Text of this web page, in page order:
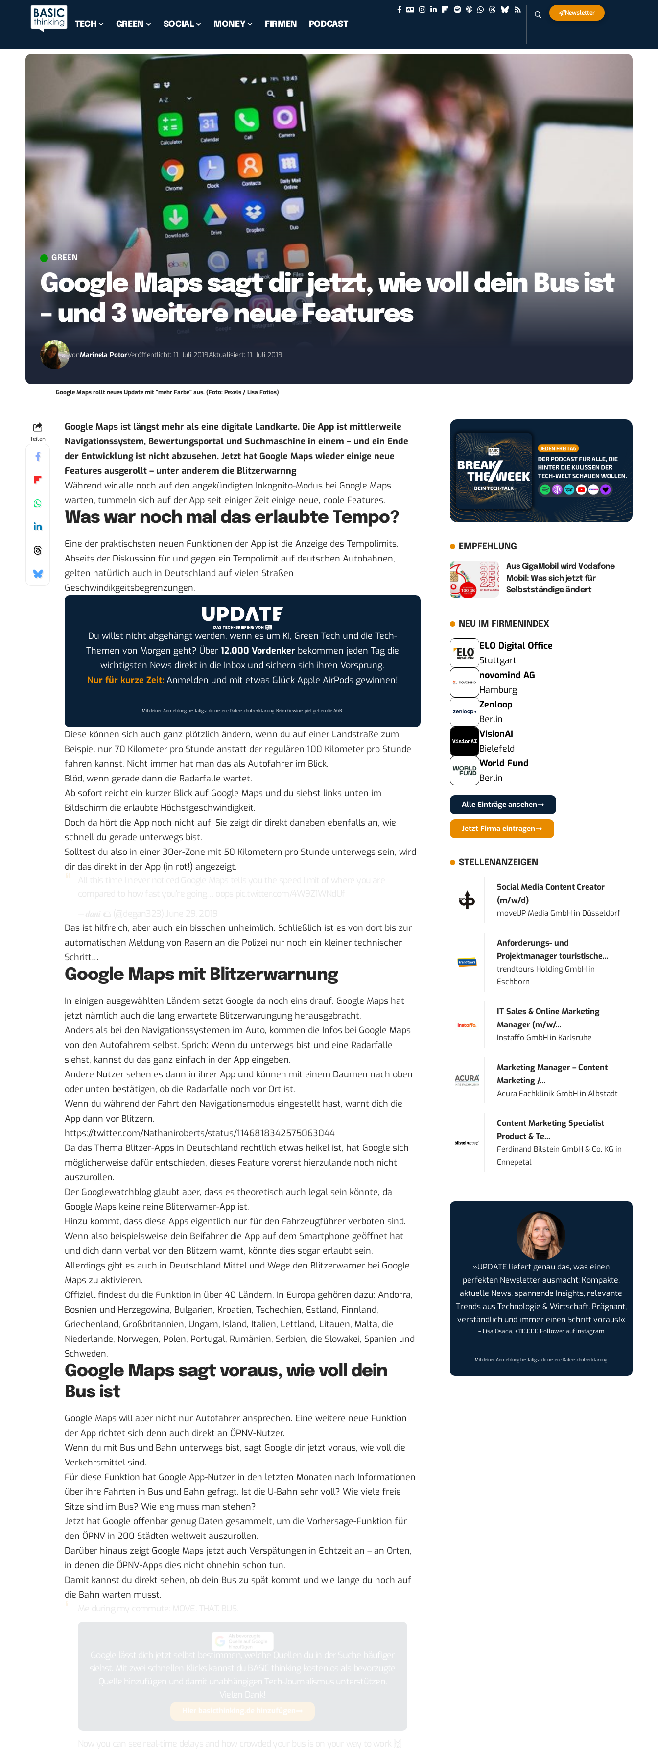
TECH GREEN SOCIAL MONEY FIRMEN PODCAST
Newsletter
GREEN
Google Maps sagt dir jetzt, wie voll dein Bus ist
– und 3 weitere neue Features
vonMarinela PotorVeröffentlicht: 11. Juli 2019Aktualisiert: 11. Juli 2019
Google Maps rollt neues Update mit "mehr Farbe" aus. (Foto: Pexels / Lisa Fotios)
Teilen
Google Maps ist längst mehr als eine digitale Landkarte. Die App ist mittlerweile
Navigationssystem, Bewertungsportal und Suchmaschine in einem – und ein Ende
der Entwicklung ist nicht abzusehen. Jetzt hat Google Maps wieder einige neue
Features ausgerollt – unter anderem die Blitzerwarnng
Während wir alle noch auf den angekündigten Inkognito-Modus bei Google Maps
warten, tummeln sich auf der App seit einiger Zeit einige neue, coole Features.
Was war noch mal das erlaubte Tempo?
Eine der praktischsten neuen Funktionen der App ist die Anzeige des Tempolimits.
Abseits der Diskussion für und gegen ein Tempolimit auf deutschen Autobahnen,
gelten natürlich auch in Deutschland auf vielen Straßen
Geschwindikgeitsbegrenzungen.
Du willst nicht abgehängt werden, wenn es um KI, Green Tech und die Tech-
Themen von Morgen geht? Über 12.000 Vordenkerbekommen jeden Tag die
wichtigsten News direkt in die Inbox und sichern sich ihren Vorsprung.
Nur für kurze Zeit:Anmelden und mit etwas Glück Apple AirPods gewinnen!
Mit deiner Anmeldung bestätigst du unsereDatenschutzerklärung. Beim Gewinnspiel gelten dieAGB.
Diese können sich auch ganz plötzlich ändern, wenn du auf einer Landstraße zum
Beispiel nur 70 Kilometer pro Stunde anstatt der regulären 100 Kilometer pro Stunde
fahren kannst. Nicht immer hat man das als Autofahrer im Blick.
Blöd, wenn gerade dann die Radarfalle wartet.
Ab sofort reicht ein kurzer Blick auf Google Maps und du siehst links unten im
Bildschirm die erlaubte Höchstgeschwindigkeit.
Doch da hört die App noch nicht auf. Sie zeigt dir direkt daneben ebenfalls an, wie
schnell du gerade unterwegs bist.
Solltest du also in einer 30er-Zone mit 50 Kilometern pro Stunde unterwegs sein, wird
dir das direkt in der App (in rot!) angezeigt.
Das ist hilfreich, aber auch ein bisschen unheimlich. Schließlich ist es von dort bis zur
automatischen Meldung von Rasern an die Polizei nur noch ein kleiner technischer
Schritt…
Google Maps mit Blitzerwarnung
In einigen ausgewählten Ländern setzt Google da noch eins drauf. Google Maps hat
jetzt nämlich auch die lang erwartete Blitzerwarungung herausgebracht.
Anders als bei den Navigationssystemen im Auto, kommen die Infos bei Google Maps
von den Autofahrern selbst. Sprich: Wenn du unterwegs bist und eine Radarfalle
siehst, kannst du das ganz einfach in der App eingeben.
Andere Nutzer sehen es dann in ihrer App und können mit einem Daumen nach oben
oder unten bestätigen, ob die Radarfalle noch vor Ort ist.
Wenn du während der Fahrt den Navigationsmodus eingestellt hast, warnt dich die
App dann vor Blitzern.
https://twitter.com/Nathaniroberts/status/1146818342575063044
Da das Thema Blitzer-Apps in Deutschland rechtlich etwas heikel ist, hat Google sich
möglicherweise dafür entschieden, dieses Feature vorerst hierzulande noch nicht
auszurollen.
Der Googlewatchblog glaubt aber, dass es theoretisch auch legal sein könnte, da
Google Maps keine reine Bliterwarner-App ist.
Hinzu kommt, dass diese Apps eigentlich nur für den Fahrzeugführer verboten sind.
Wenn also beispielsweise dein Beifahrer die App auf dem Smartphone geöffnet hat
und dich dann verbal vor den Blitzern warnt, könnte dies sogar erlaubt sein.
Allerdings gibt es auch in Deutschland Mittel und Wege den Blitzerwarner bei Google
Maps zu aktivieren.
Offiziell findest du die Funktion in über 40 Ländern. In Europa gehören dazu: Andorra,
Bosnien und Herzegowina, Bulgarien, Kroatien, Tschechien, Estland, Finnland,
Griechenland, Großbritannien, Ungarn, Island, Italien, Lettland, Litauen, Malta, die
Niederlande, Norwegen, Polen, Portugal, Rumänien, Serbien, die Slowakei, Spanien und
Schweden.
Google Maps sagt voraus, wie voll dein
Bus ist
Google Maps will aber nicht nur Autofahrer ansprechen. Eine weitere neue Funktion
der App richtet sich denn auch direkt an ÖPNV-Nutzer.
Wenn du mit Bus und Bahn unterwegs bist, sagt Google dir jetzt voraus, wie voll die
Verkehrsmittel sind.
Für diese Funktion hat Google App-Nutzer in den letzten Monaten nach Informationen
über ihre Fahrten in Bus und Bahn gefragt. Ist die U-Bahn sehr voll? Wie viele freie
Sitze sind im Bus? Wie eng muss man stehen?
Jetzt hat Google offenbar genug Daten gesammelt, um die Vorhersage-Funktion für
den ÖPNV in 200 Städten weltweit auszurollen.
Darüber hinaus zeigt Google Maps jetzt auch Verspätungen in Echtzeit an – an Orten,
in denen die ÖPNV-Apps dies nicht ohnehin schon tun.
Damit kannst du direkt sehen, ob dein Bus zu spät kommt und wie lange du noch auf
die Bahn warten musst.
Google lässt dich jetzt selbst bestimmen, welche Quellen du in der Suche häufiger
siehst. Mit zwei schnellen Klicks kannst du BASIC thinking kostenlos als bevorzugte
Quelle hinzufügen und damit unabhängigen Tech-Journalismus unterstützen.
Vielen Dank!
Hier basicthinking.de hinzufügen
EMPFEHLUNG
Aus GigaMobil wird Vodafone
Mobil: Was sich jetzt für
Selbstständige ändert
NEU IM FIRMENINDEX
ELO Digital Office
Stuttgart
novomind AG
Hamburg
Zenloop
Berlin
VisionAI
Bielefeld
World Fund
Berlin
Alle Einträge ansehen
Jetzt Firma eintragen
STELLENANZEIGEN
Social Media Content Creator
(m/w/d)
moveUP Media GmbH in Düsseldorf
Anforderungs- und
Projektmanager touristische...
trendtours Holding GmbH in
Eschborn
IT Sales & Online Marketing
Manager (m/w/...
Instaffo GmbH in Karlsruhe
Marketing Manager – Content
Marketing /...
Acura Fachklinik GmbH inAlbstadt
Content Marketing Specialist
Product & Te...
Ferdinand Bilstein GmbH & Co. KG in
Ennepetal
»UPDATE liefert genau das, was einen
perfekten Newsletter ausmacht: Kompakte,
aktuelle News, spannende Insights, relevante
Trends aus Technologie & Wirtschaft. Prägnant,
verständlich und immer einen Schritt voraus!«
– Lisa Osada, +110.000 Follower auf Instagram
Mit deiner Anmeldung bestätigst du unsereDatenschutzerklärung